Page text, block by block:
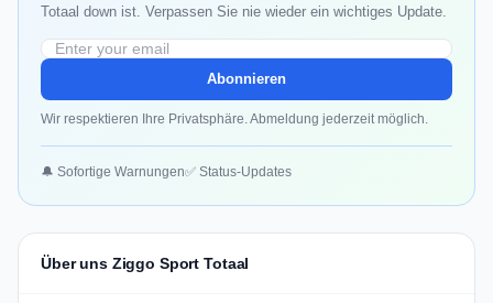
Totaal down ist. Verpassen Sie nie wieder ein wichtiges Update.
Abonnieren
Wir respektieren Ihre Privatsphäre. Abmeldung jederzeit möglich.
🔔 Sofortige Warnungen✅ Status-Updates
Über uns Ziggo Sport Totaal